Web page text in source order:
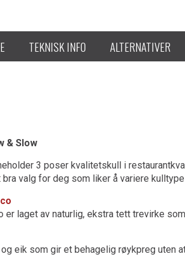
TEKNISK INFO ALTERNATIVER
& Slow
3 poser kvalitetskull i
bra valg for deg som liker å variere
er laget av naturlig, ekstra tett trevirke
eik som gir et behagelig røykpreg uten